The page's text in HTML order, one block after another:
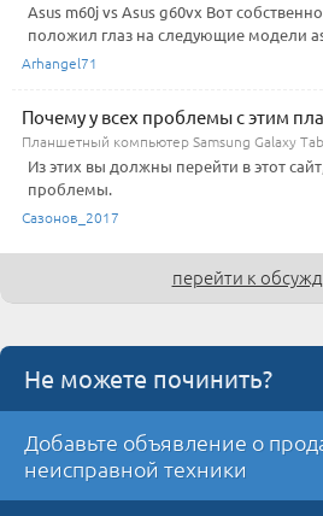
Asus m60j vs Asus g60vx Вот
положил глаз на следующие модели
Arhangel71
Почему у всех проблемы с этим
Планшетный компьютер Samsung Galaxy
Из этих вы должны перейти в этот
проблемы.
Сазонов_2017
перейти к
Не можете починить?
Добавьте объявление о
неисправной техники